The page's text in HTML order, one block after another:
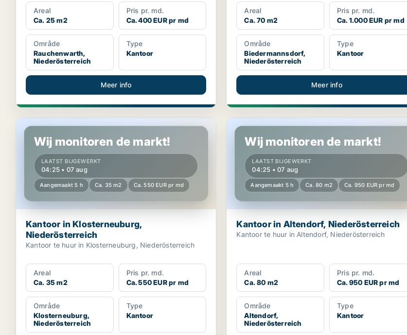
Areal
Ca. 25 m2
Pris pr. md.
Ca. 400 EUR pr md
Område
Rauchenwarth,
Niederösterreich
Type
Kantoor
Meer info
Areal
Ca. 70 m2
Pris pr. md.
Ca. 1.000 EUR pr md
Område
Biedermannsdorf,
Niederösterreich
Type
Kantoor
Meer info
Kantoor in Klosterneuburg, Niederösterreich
Wij monitoren de markt!
LAATST BIJGEWERKT
04:25 • 07 aug
Aangemaakt 5 h Ca. 35 m2 Ca. 550 EUR pr md
Kantoor in Klosterneuburg,
Niederösterreich
Kantoor te huur in Klosterneuburg, Niederösterreich
Areal
Ca. 35 m2
Pris pr. md.
Ca. 550 EUR pr md
Område
Klosterneuburg,
Niederösterreich
Type
Kantoor
Kantoor in Altendorf, Niederösterreich
Wij monitoren de markt!
LAATST BIJGEWERKT
04:25 • 07 aug
Aangemaakt 5 h Ca. 80 m2 Ca. 950 EUR pr md
Kantoor in Altendorf, Niederösterreich
Kantoor te huur in Altendorf, Niederösterreich
Areal
Ca. 80 m2
Pris pr. md.
Ca. 950 EUR pr md
Område
Altendorf,
Niederösterreich
Type
Kantoor